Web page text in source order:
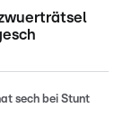
sech bei Stunt